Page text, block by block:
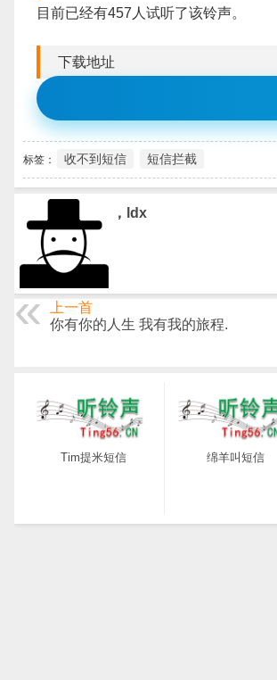
目前已经有457人试听了该铃声。
下载地址
标签： 收不到短信 短信拦截
，ldx
上一首
你有你的人生 我有我的旅程.
Tim提米短信 绵羊叫短信